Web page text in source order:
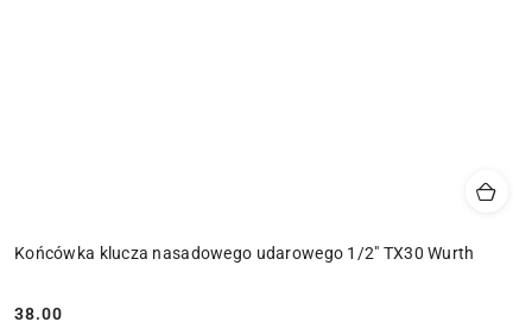
Końcówka klucza nasadowego udarowego 1/2" TX30 Wurth
38.00